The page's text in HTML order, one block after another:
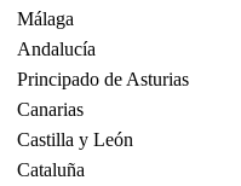
Málaga
Andalucía
Principado de Asturias
Canarias
Castilla y León
Cataluña